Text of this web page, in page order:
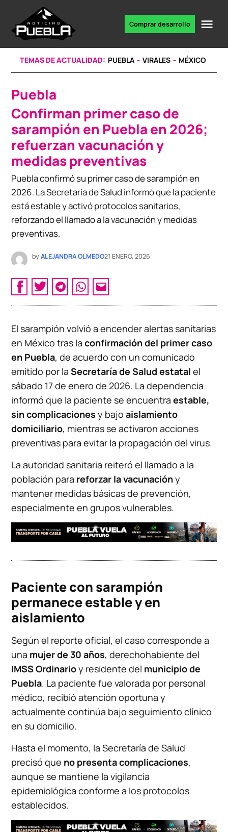
content
noticias
Comprar desarrollo
TEMAS DE ACTUALIDAD: PUEBLA VIRALES MÉXICO
POSTED
IN
Puebla
Confirman primer caso de
sarampión en Puebla en 2026;
refuerzan vacunación y
medidas preventivas
Puebla confirmó su primer caso de sarampión en
2026. La Secretaría de Salud informó que la paciente
está estable y activó protocolos sanitarios,
reforzando el llamado a la vacunación y medidas
preventivas.
byALEJANDRA OLMEDO21 ENERO, 2026
El sarampión volvió a encender alertas sanitarias
en México tras laconfirmación del primer caso
en Puebla, de acuerdo con un comunicado
emitido por laSecretaría de Salud estatal el
sábado 17 de enero de 2026. La dependencia
informó que la paciente se encuentraestable,
sin complicaciones y bajoaislamiento
domiciliario, mientras se activaron acciones
preventivas para evitar la propagación del virus.
La autoridad sanitaria reiteró el llamado a la
población para reforzar la vacunacióny
mantener medidas básicas de prevención,
especialmente en grupos vulnerables.
Paciente con sarampión
permanece estable y en
aislamiento
Según el reporte oficial, el caso corresponde a
una mujer de 30 años, derechohabiente del
IMSS Ordinarioy residente del municipio de
Puebla. La paciente fue valorada por personal
médico, recibió atención oportuna y
actualmente continúa bajo seguimiento clínico
en su domicilio.
Hasta el momento, la Secretaría de Salud
precisó que no presenta complicaciones,
aunque se mantiene la vigilancia
epidemiológica conforme a los protocolos
establecidos.